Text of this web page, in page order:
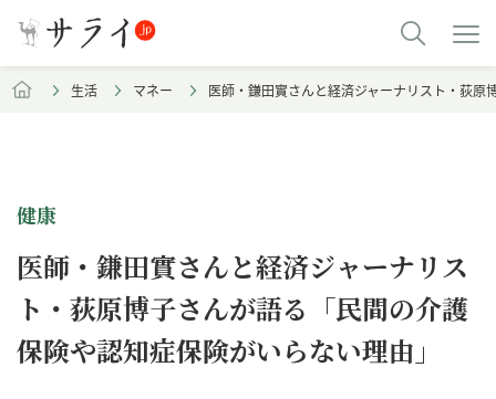
生活 マネー 医師・鎌田實さんと経済ジャーナリスト・荻
健康
医師・鎌田實さんと経済ジャーナリス
ト・荻原博子さんが語る「民間の介護
保険や認知症保険がいらない理由」